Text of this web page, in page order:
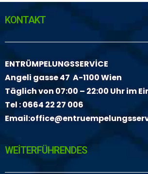
KONTAKT
ENTRÜMPELUNGSSERVİCE
Angeli gasse 47 A-1100 Wien
Täglich von 07:00 – 22:00 Uhr im
Tel :0664 22 27 006
Email:
WEİTERFÜHRENDES